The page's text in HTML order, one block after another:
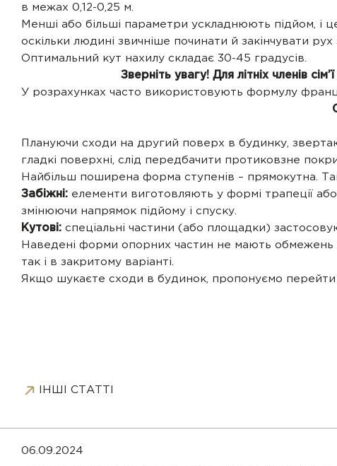
в межах 0,12-0,25 м.
Менші або більші параметри ускладнюють підйом, і
оскільки людині звичніше починати й закінчувати рух
Оптимальний кут нахилу складає 30-45 градусів.
Зверніть увагу! Для літніх членів
У розрахунках часто використовують формулу
Плануючи сходи на другий поверх в будинку,
гладкі поверхні, слід передбачити протиковзне
Найбільш поширена форма ступенів – прямокутна.
Забіжні: елементи виготовляють у формі трапеції
змінюючи напрямок підйому і спуску.
Кутові: спеціальні частини (або площадки)
Наведені форми опорних частин не мають обмежень
так і в закритому варіанті.
Якщо шукаєте сходи в будинок, пропонуємо перейти
ІНШІ СТАТТІ
06.09.2024